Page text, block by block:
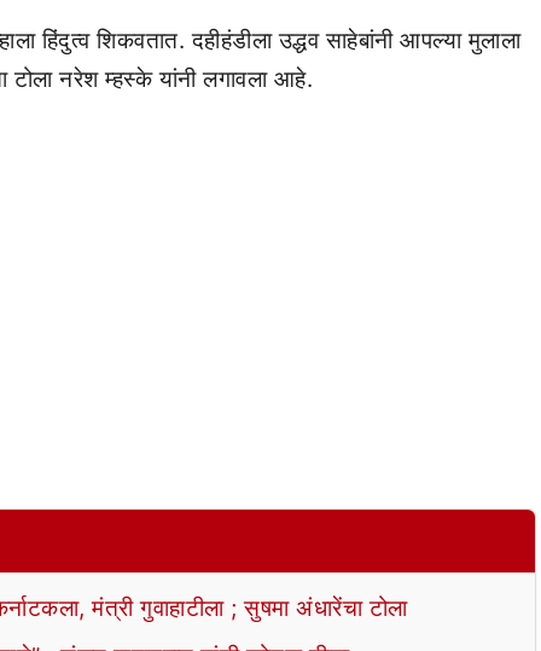
हिंदुत्व शिकवतात. दहीहंडीला उद्धव साहेबांनी आपल्या मुलाला
टोला नरेश म्हस्के यांनी लगावला आहे.
मंत्री गुवाहाटीला ; सुषमा अंधारेंचा टोला